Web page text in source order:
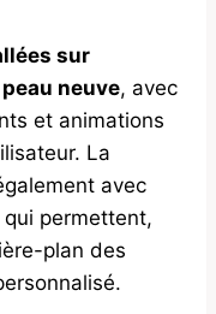
sur
neuve, avec
et animations
La
avec
permettent,
plan des